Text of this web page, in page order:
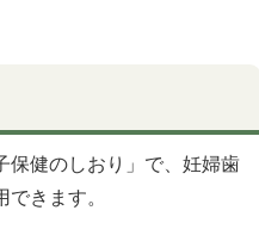
保健のしおり」で、妊婦歯
きます。